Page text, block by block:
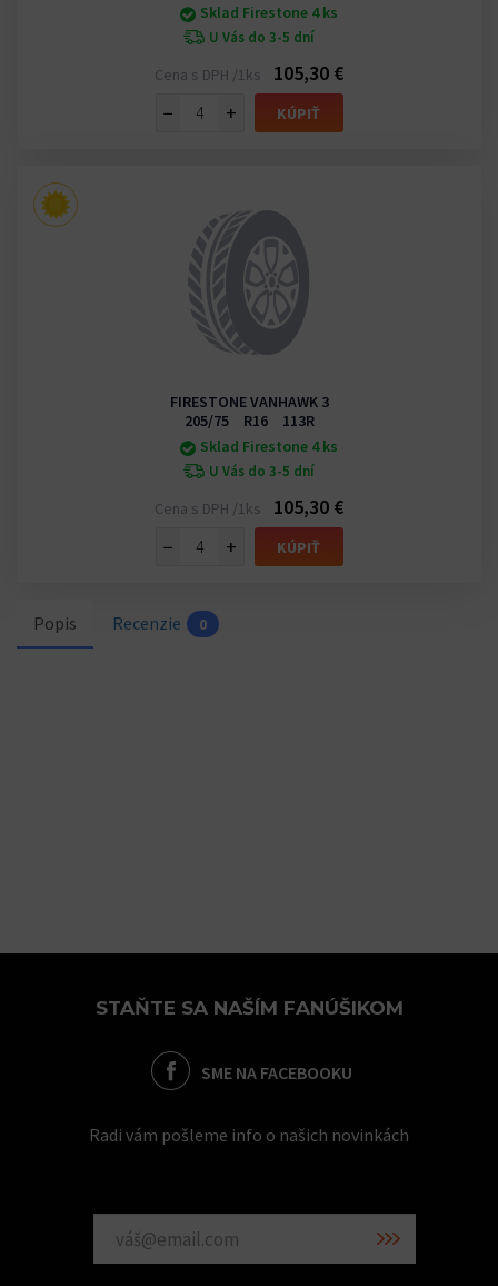
Sklad Firestone 4 ks
U Vás do 3-5 dní
Cena s DPH /1ks
105,30 €
−
+ KÚPIŤ
FIRESTONE VANHAWK 3
205/75 R16 113R
Sklad Firestone 4 ks
U Vás do 3-5 dní
Cena s DPH /1ks
105,30 €
−
+ KÚPIŤ
Popis Recenzie 0
STAŇTE SA NAŠÍM FANÚŠIKOM
SME NA FACEBOOKU
Radi vám pošleme info o našich novinkách